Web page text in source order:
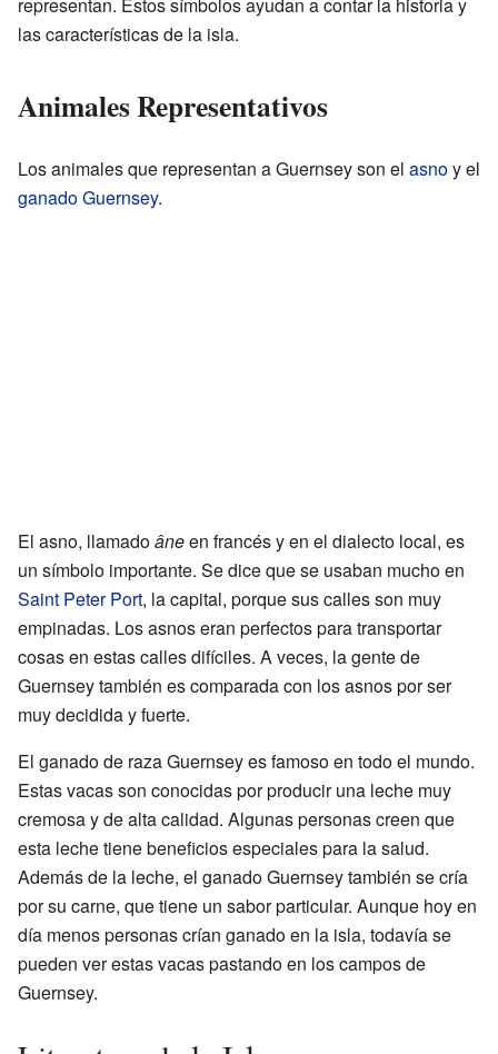
representan. Estos símbolos ayudan a contar la historia y
las características de la isla.
Animales Representativos
Los animales que representan a Guernsey son el asnoy el
ganado Guernsey.
El asno, llamadoâneen francés y en el dialecto local, es
un símbolo importante. Se dice que se usaban mucho en
Saint Peter Port, la capital, porque sus calles son muy
empinadas. Los asnos eran perfectos para transportar
cosas en estas calles difíciles. A veces, la gente de
Guernsey también es comparada con los asnos por ser
muy decidida y fuerte.
El ganado de raza Guernsey es famoso en todo el mundo.
Estas vacas son conocidas por producir una leche muy
cremosa y de alta calidad. Algunas personas creen que
esta leche tiene beneficios especiales para la salud.
Además de la leche, el ganado Guernsey también se cría
por su carne, que tiene un sabor particular. Aunque hoy en
día menos personas crían ganado en la isla, todavía se
pueden ver estas vacas pastando en los campos de
Guernsey.